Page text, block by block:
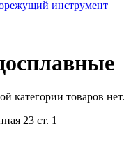
инструмент
категории товаров нет.
23 ст. 1